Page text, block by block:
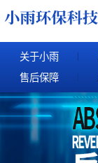
关于小雨
售后保障